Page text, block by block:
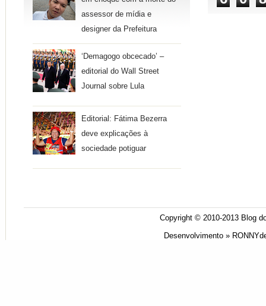
assessor de mídia e
designer da Prefeitura
‘Demagogo obcecado’ –
editorial do Wall Street
Journal sobre Lula
Editorial: Fátima Bezerra
deve explicações à
sociedade potiguar
Copyright © 2010-2013 Blog
Desenvolvimento »